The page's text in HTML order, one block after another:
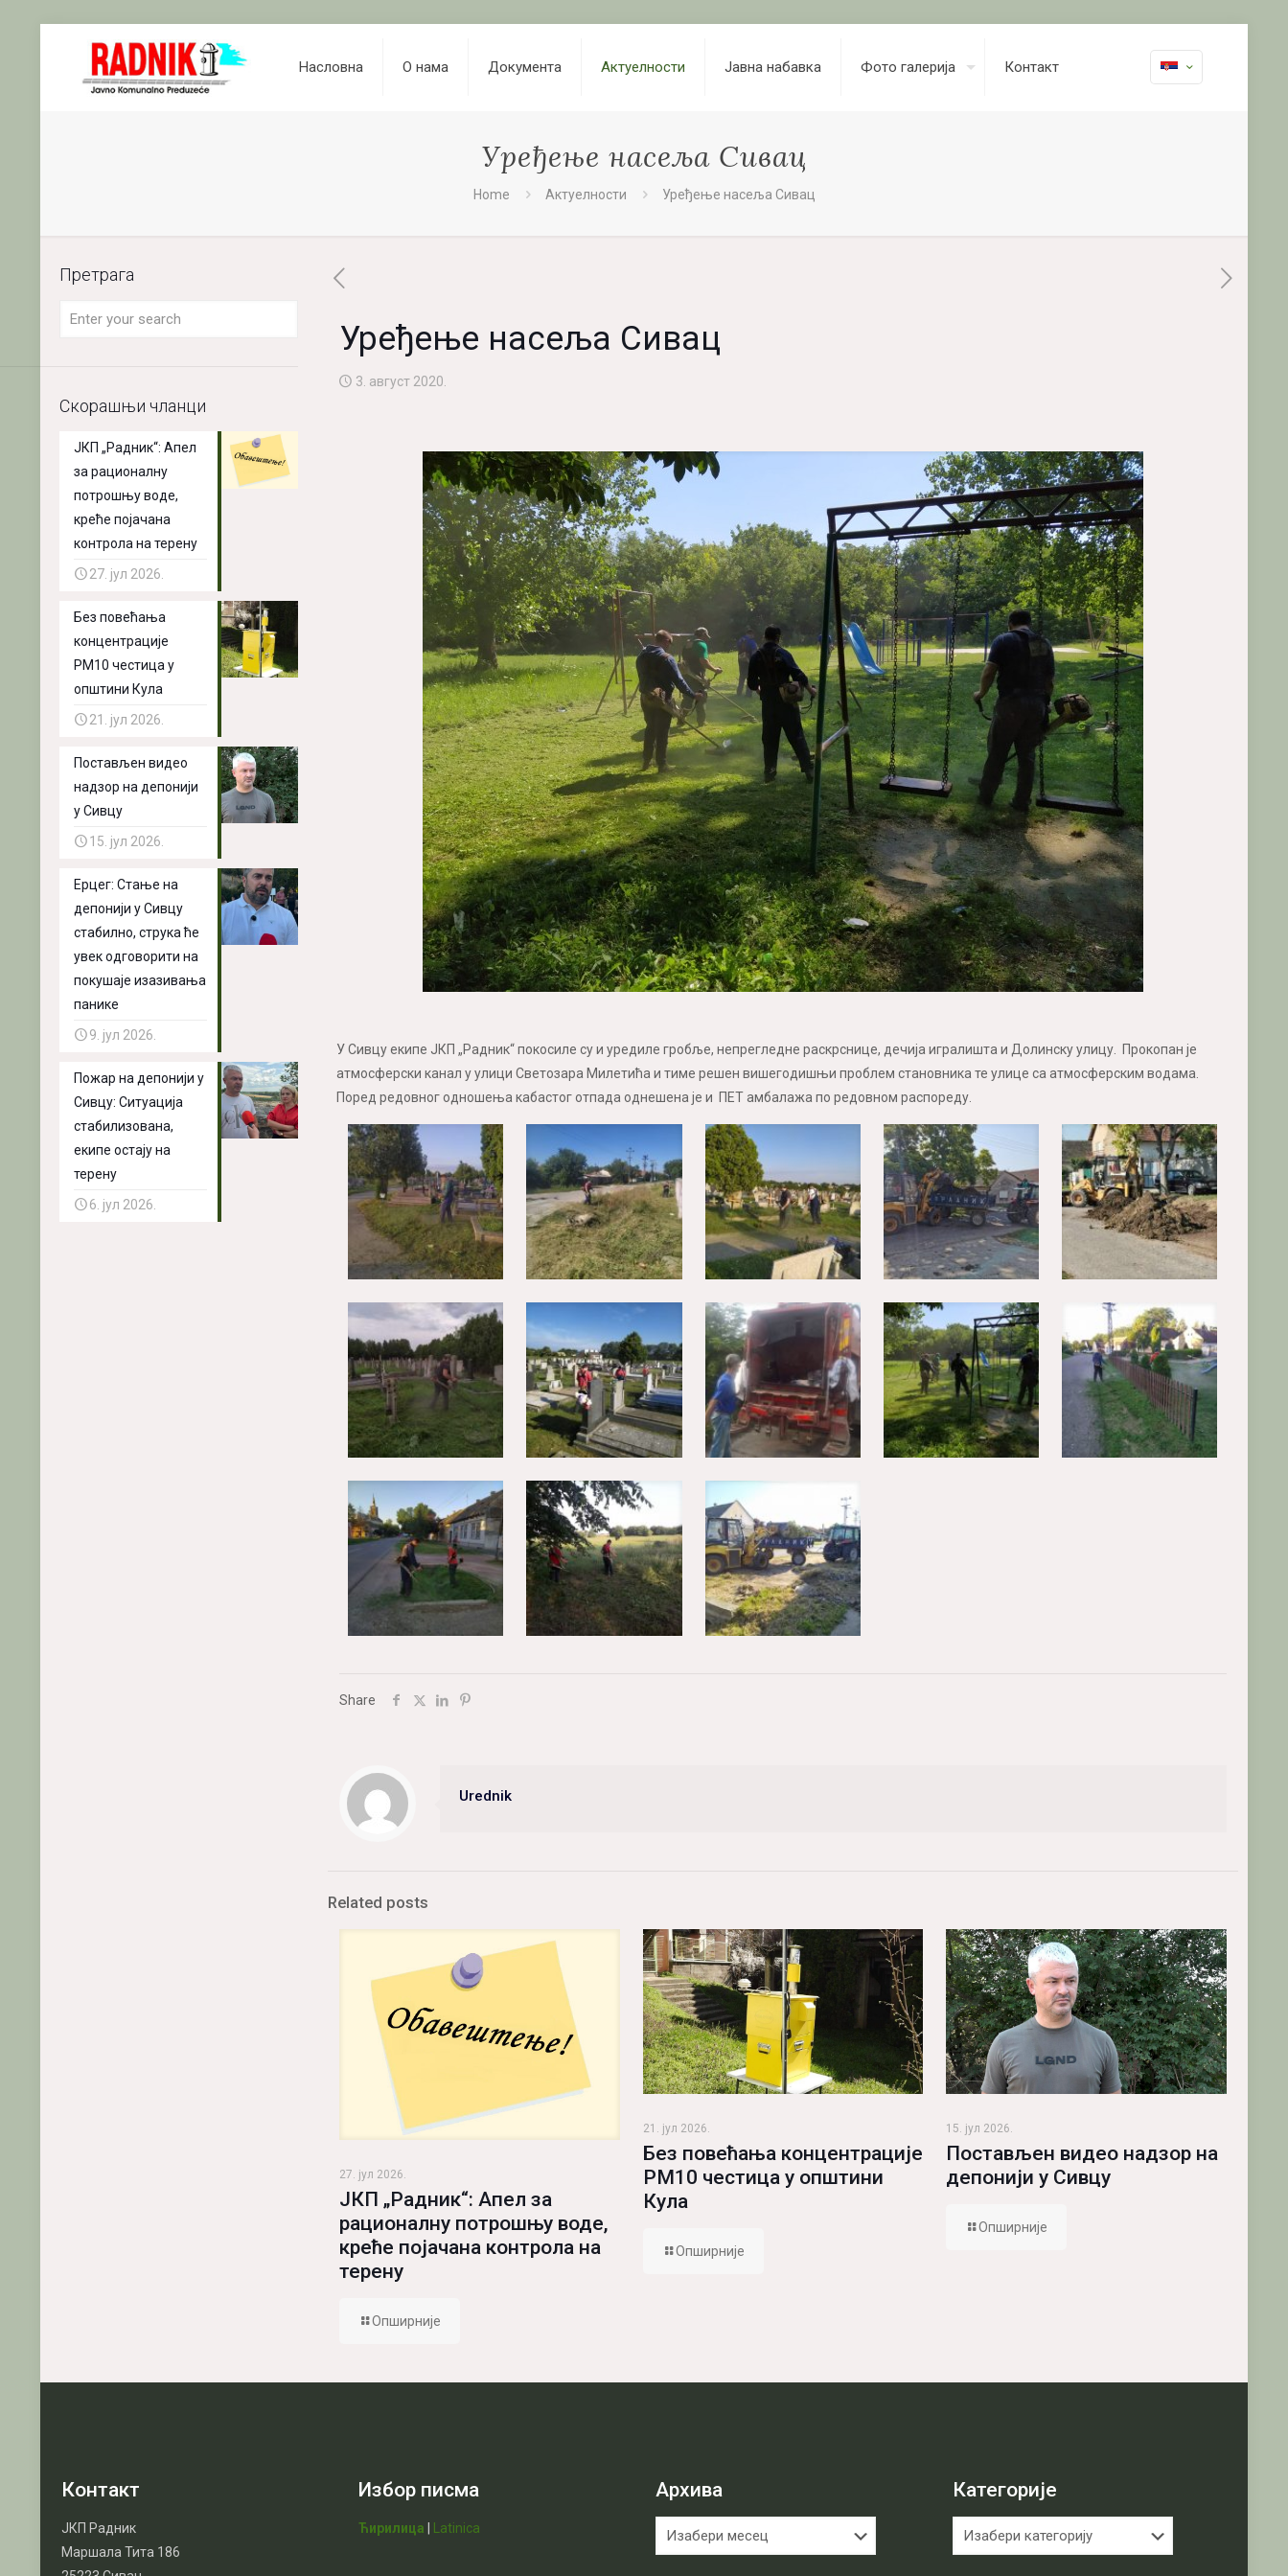
Насловна О нама Документа Актуелности Јавна набавка Фото галерија Контакт
Уређење насеља Сивац
Home Актуелности Уређење насеља Сивац
Уређење насеља Сивац
3. август 2020.
У Сивцу екипе ЈКП „Радник“ покосиле су и уредиле гробље, непрегледне раскрснице, дечија игралишта и Долинску улицу. Прокопан је
атмосферски канал у улици Светозара Милетића и тиме решен вишегодишњи проблем становника те улице са атмосферским водама.
Поред редовног одношења кабастог отпада однешена је и ПЕТ амбалажа по редовном распореду.
Share
Urednik
Related posts
27. јул 2026.
ЈКП „Радник“: Апел за
рационалну потрошњу воде,
креће појачана контрола на
терену
Опширније
21. јул 2026.
Без повећања концентрације
PM10 честица у општини
Кула
Опширније
15. јул 2026.
Постављен видео надзор на
депонији у Сивцу
Опширније
Претрага
Скорашњи чланци
ЈКП „Радник“: Апел
за рационалну
потрошњу воде,
креће појачана
контрола на терену
27. јул 2026.
Без повећања
концентрације
PM10 честица у
општини Кула
21. јул 2026.
Постављен видео
надзор на депонији
у Сивцу
15. јул 2026.
Ерцег: Стање на
депонији у Сивцу
стабилно, струка ће
увек одговорити на
покушаје изазивања
панике
9. јул 2026.
Пожар на депонији у
Сивцу: Ситуација
стабилизована,
екипе остају на
терену
6. јул 2026.
Контакт
ЈКП Радник
Маршала Тита 186
Избор писма
Ћирилица Latinica
Архива
Архива
Категорије
Категорије